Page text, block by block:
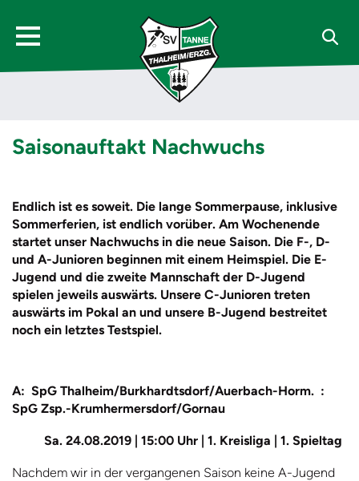
Saisonauftakt Nachwuchs
Endlich ist es soweit. Die lange Sommerpause, inklusive
Sommerferien, ist endlich vorüber. Am Wochenende
startet unser Nachwuchs in die neue Saison. Die F-, D-
und A-Junioren beginnen mit einem Heimspiel. Die E-
Jugend und die zweite Mannschaft der D-Jugend
spielen jeweils auswärts. Unsere C-Junioren treten
auswärts im Pokal an und unsere B-Jugend bestreitet
noch ein letztes Testspiel.
A: SpG Thalheim/Burkhardtsdorf/Auerbach-Horm. :
SpG Zsp.-Krumhermersdorf/Gornau
Sa. 24.08.2019 | 15:00 Uhr | 1. Kreisliga | 1. Spieltag
Nachdem wir in der vergangenen Saison keine A-Jugend